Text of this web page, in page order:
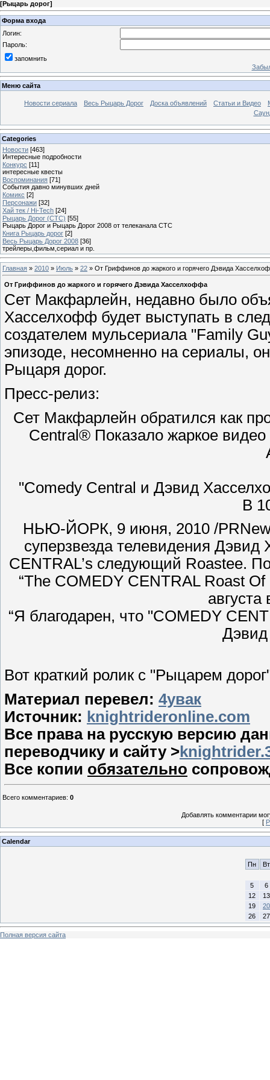
[Рыцарь дорог]
Форма входа
Логин:
Пароль:
запомнить
Меню сайта
Новости сериала Весь Рыцарь Дорог Доска объявлений Статьи и Видео
Categories
Новости [463]
Интересные подробности
Конкурс [11]
интересные квесты
Воспоминания [71]
События давно минувших дней
Комикс [2]
Персонажи [32]
Хай тек / Hi-Tech [24]
Рыцарь Дорог (СТС) [55]
Рыцарь Дорог и Рыцарь Дорог 2008 от телеканала СТС
Книга Рыцарь дорог [2]
Весь Рыцарь Дорог 2008 [36]
трейлеры,фильм,сериал и пр.
Главная » 2010 » Июль » 22 » От Гриффинов до жаркого и горячего Дэвида
От Гриффинов до жаркого и горячего Дэвида Хасселхоффа
Сет Макфарлейн, недавно было
Хасселхофф будет выступать в
создателем мульсериала "Family
эпизоде, несомненно на сериалы,
Рыцаря дорог.
Пресс-релиз:
Сет Макфарлейн обратился как
Central® Показало жаркое
"Comedy Central и Дэвид
В
НЬЮ-ЙОРК, 9 июня, 2010 /
суперзвезда телевидения
CENTRAL’s следующий Roastee.
“The COMEDY CENTRAL Roast
августа
“Я благодарен, что "COMEDY
Вот краткий ролик с "Рыцарем
Материал перевел: 4увак
Источник: knightrideronline.com
Все права на русскую версию
переводчику и сайту >
Все копии обязательно
Всего комментариев: 0
Добавлять комментарии
[
Calendar
Пн Вт
5
6
12
13
19
20
26
27
Полная версия сайта